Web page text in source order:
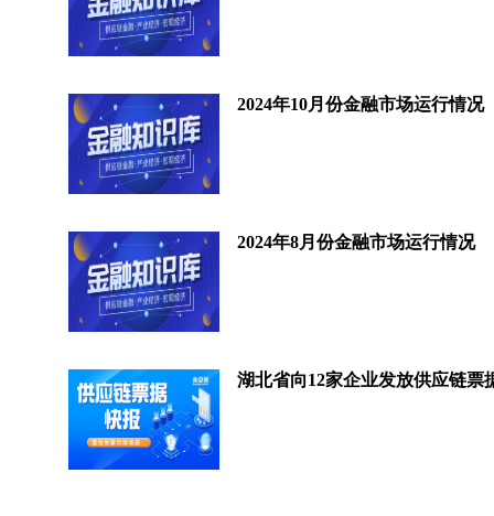
2024年10月份金融市场运行情况
2024年8月份金融市场运行情况